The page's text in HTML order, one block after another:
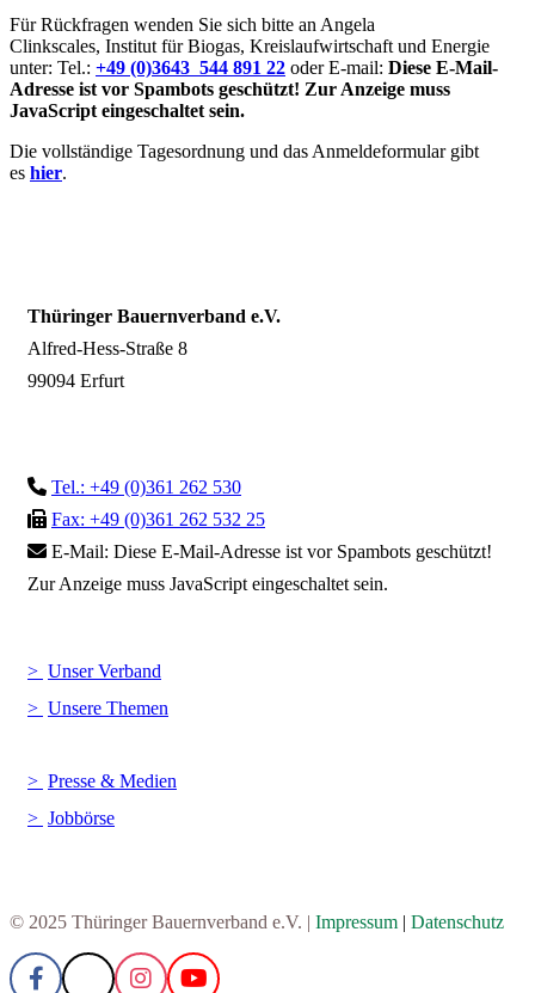
Für Rückfragen wenden Sie sich bitte an Angela
Clinkscales, Institut für Biogas, Kreislaufwirtschaft und Energie
unter: Tel.: +49 (0)3643 544 891 22 oder E-mail: Diese E-Mail-
Adresse ist vor Spambots geschützt! Zur Anzeige muss
JavaScript eingeschaltet sein.
Die vollständige Tagesordnung und das Anmeldeformular gibt
es hier.
Thüringer Bauernverband e.V.
Alfred-Hess-Straße 8
99094 Erfurt
Tel.: +49 (0)361 262 530
Fax: +49 (0)361 262 532 25
E-Mail: Diese E-Mail-Adresse ist vor Spambots geschützt!
Zur Anzeige muss JavaScript eingeschaltet sein.
Unser Verband
Unsere Themen
Presse & Medien
Jobbörse
© 2025 Thüringer Bauernverband e.V. | Impressum | Datenschutz